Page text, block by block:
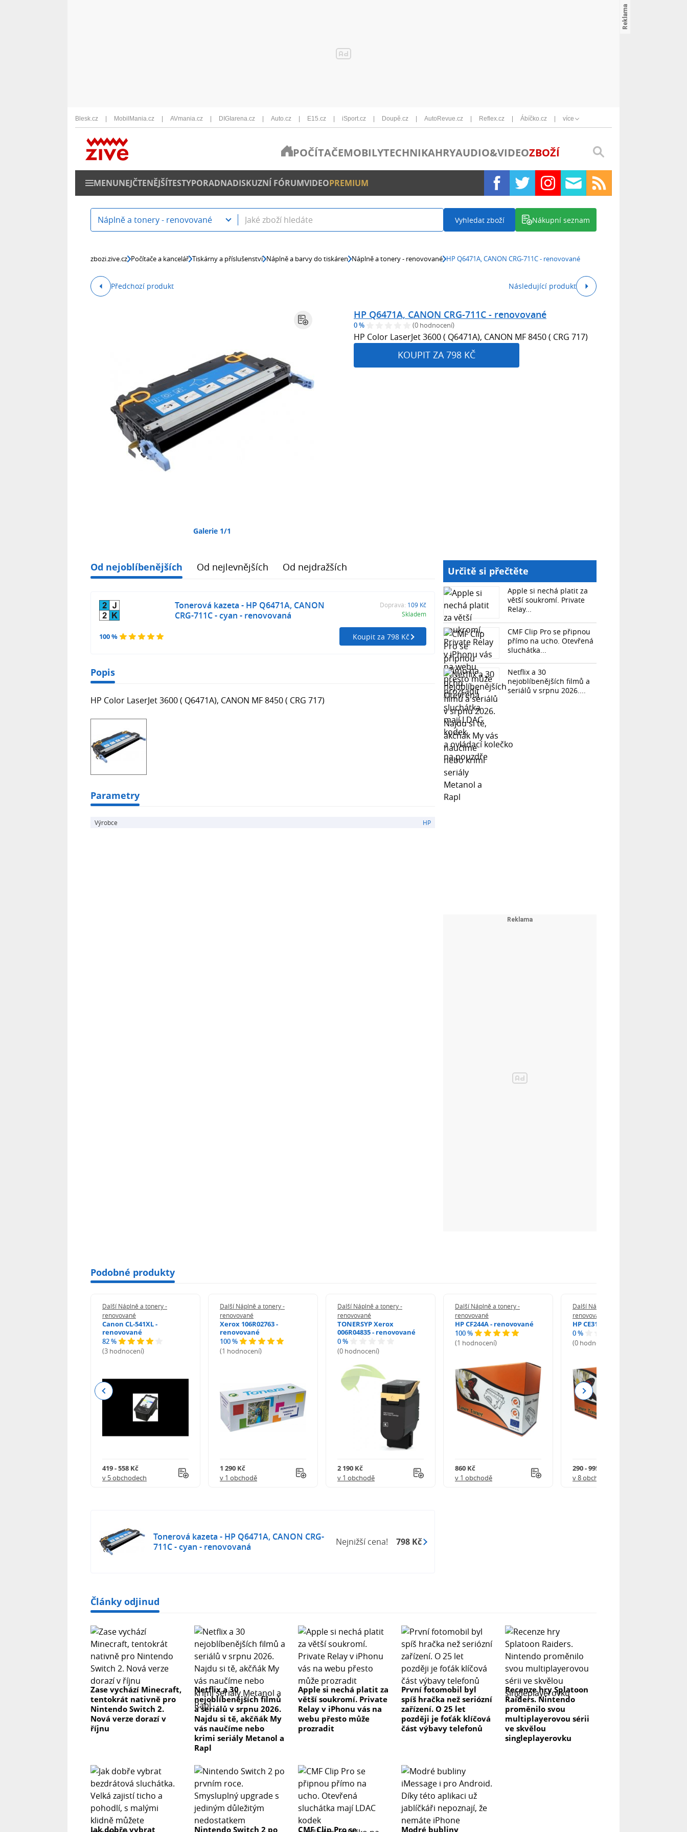
Blesk.cz MobilMania.cz AVmania.cz DIGIarena.cz Auto.cz E15.cz iSport.cz Doupě.cz AutoRevue.cz Reflex.cz Ábíčko.cz více
POČÍTAČEMOBILYTECHNIKAHRYAUDIO&VIDEOZBOŽÍ
MENUNEJČTENĚJŠÍTESTYPORADNADISKUZNÍ FÓRUMVIDEOPREMIUM
Náplně a tonery - renovované Vyhledat zboží Nákupní seznam
zbozi.zive.cz Počítače a kancelář Tiskárny a příslušenství Náplně a barvy do tiskáren Náplně a tonery - renovované HP Q6471A, CANON CRG-711C - renovované
Předchozí produkt Následující produkt
Galerie 1/1
HP Q6471A, CANON CRG-711C - renovované
0 % (0 hodnocení)
HP Color LaserJet 3600 ( Q6471A), CANON MF 8450 ( CRG 717)
KOUPIT ZA 798 KČ
Od nejoblíbenějších Od nejlevnějších Od nejdražších
100 %
Tonerová kazeta - HP Q6471A, CANON
CRG-711C - cyan - renovovaná
Doprava: 109 Kč
Skladem
Koupit za 798 Kč
Popis
HP Color LaserJet 3600 ( Q6471A), CANON MF 8450 ( CRG 717)
Parametry
Výrobce HP
Určitě si přečtěte
Apple si nechá platit za
větší soukromí. Private
Relay...
CMF Clip Pro se připnou
přímo na ucho. Otevřená
sluchátka...
Netflix a 30
nejoblíbenějších filmů a
seriálů v srpnu 2026....
Podobné produkty
Další Náplně a tonery -
renovované
Canon CL-541XL -
renovované
82 %
(3 hodnocení)
419 - 558 Kč
v 5 obchodech
Další Náplně a tonery -
renovované
Xerox 106R02763 -
renovované
100 %
(1 hodnocení)
1 290 Kč
v 1 obchodě
Další Náplně a tonery -
renovované
TONERSYP Xerox
006R04835 - renovované
0 %
(0 hodnocení)
2 190 Kč
v 1 obchodě
Další Náplně a tonery -
renovované
HP CF244A - renovované
100 %
(1 hodnocení)
860 Kč
v 1 obchodě
Další Náplně a tonery -
renovované
HP CE312A - renovované
0 %
(0 hodnocení)
290 - 995 Kč
v 8 obchodech
Previous Next
Tonerová kazeta - HP Q6471A, CANON CRG-
711C - cyan - renovovaná
Nejnižší cena! 798 Kč
Články odjinud
Zase vychází Minecraft,
tentokrát nativně pro
Nintendo Switch 2.
Nová verze dorazí v
říjnu
Netflix a 30
nejoblíbenějších filmů
a seriálů v srpnu 2026.
Najdu si tě, akčňák My
vás naučíme nebo
krimi seriály Metanol a
Rapl
Apple si nechá platit za
větší soukromí. Private
Relay v iPhonu vás na
webu přesto může
prozradit
První fotomobil byl
spíš hračka než seriózní
zařízení. O 25 let
později je foťák klíčová
část výbavy telefonů
Recenze hry Splatoon
Raiders. Nintendo
proměnilo svou
multiplayerovou sérii
ve skvělou
singleplayerovku
Jak dobře vybrat Nintendo Switch 2 po CMF Clip Pro se Modré bubliny